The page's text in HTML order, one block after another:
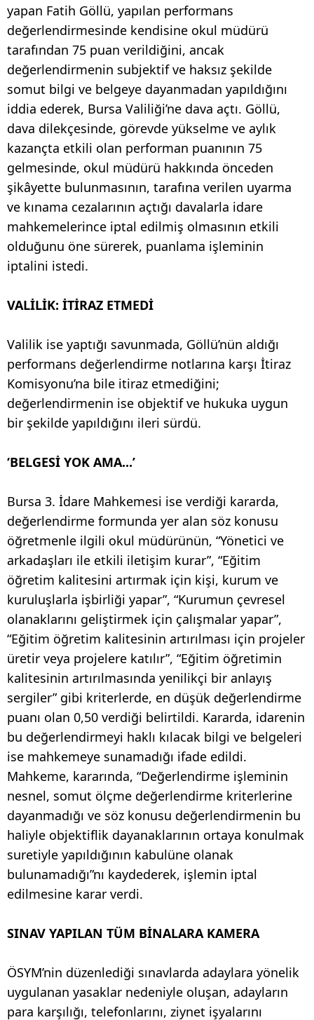
yapan Fatih Göllü, yapılan performans
değerlendirmesinde kendisine okul müdürü
tarafından 75 puan verildiğini, ancak
değerlendirmenin subjektif ve haksız şekilde
somut bilgi ve belgeye dayanmadan yapıldığını
iddia ederek, Bursa Valiliği’ne dava açtı. Göllü,
dava dilekçesinde, görevde yükselme ve aylık
kazançta etkili olan performan puanının 75
gelmesinde, okul müdürü hakkında önceden
şikâyette bulunmasının, tarafına verilen uyarma
ve kınama cezalarının açtığı davalarla idare
mahkemelerince iptal edilmiş olmasının etkili
olduğunu öne sürerek, puanlama işleminin
iptalini istedi.
VALİLİK: İTİRAZ ETMEDİ
Valilik ise yaptığı savunmada, Göllü’nün aldığı
performans değerlendirme notlarına karşı İtiraz
Komisyonu’na bile itiraz etmediğini;
değerlendirmenin ise objektif ve hukuka uygun
bir şekilde yapıldığını ileri sürdü.
‘BELGESİ YOK AMA...’
Bursa 3. İdare Mahkemesi ise verdiği kararda,
değerlendirme formunda yer alan söz konusu
öğretmenle ilgili okul müdürünün, “Yönetici ve
arkadaşları ile etkili iletişim kurar”, “Eğitim
öğretim kalitesini artırmak için kişi, kurum ve
kuruluşlarla işbirliği yapar”, “Kurumun çevresel
olanaklarını geliştirmek için çalışmalar yapar”,
“Eğitim öğretim kalitesinin artırılması için projeler
üretir veya projelere katılır”, “Eğitim öğretimin
kalitesinin artırılmasında yenilikçi bir anlayış
sergiler” gibi kriterlerde, en düşük değerlendirme
puanı olan 0,50 verdiği belirtildi. Kararda, idarenin
bu değerlendirmeyi haklı kılacak bilgi ve belgeleri
ise mahkemeye sunamadığı ifade edildi.
Mahkeme, kararında, “Değerlendirme işleminin
nesnel, somut ölçme değerlendirme kriterlerine
dayanmadığı ve söz konusu değerlendirmenin bu
haliyle objektiflik dayanaklarının ortaya konulmak
suretiyle yapıldığının kabulüne olanak
bulunamadığı”nı kaydederek, işlemin iptal
edilmesine karar verdi.
SINAV YAPILAN TÜM BİNALARA KAMERA
ÖSYM’nin düzenlediği sınavlarda adaylara yönelik
uygulanan yasaklar nedeniyle oluşan, adayların
para karşılığı, telefonlarını, ziynet işyalarını